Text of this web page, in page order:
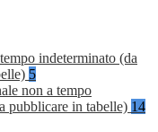
indeterminato (da
5
non a tempo
pubblicare in tabelle) 14